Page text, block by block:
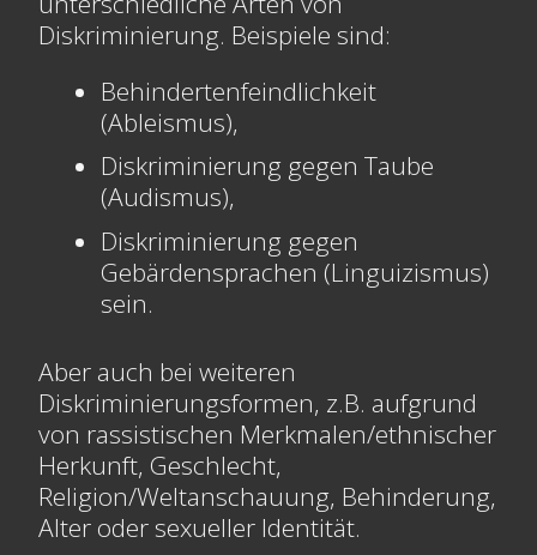
Diskriminierung. Beispiele sind:
Behindertenfeindlichkeit
(Ableismus),
Diskriminierung gegen Taube
(Audismus),
Diskriminierung gegen
Gebärdensprachen (Linguizismus)
sein.
Aber auch bei weiteren
Diskriminierungsformen, z.B. aufgrund
von rassistischen Merkmalen/ethnischer
Herkunft, Geschlecht,
Religion/Weltanschauung, Behinderung,
Alter oder sexueller Identität.